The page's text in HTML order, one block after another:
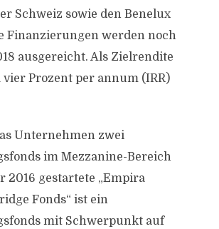
Schweiz sowie den Benelux
Finanzierungen werden noch
ausgereicht. Als Zielrendite
Prozent per annum (IRR)
Unternehmen zwei
im Mezzanine-Bereich
2016 gestartete „Empira
Fonds“ ist ein
mit Schwerpunkt auf